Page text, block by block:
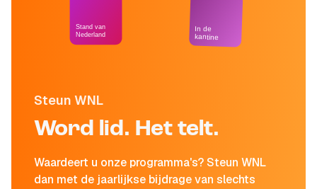
Steun WNL
Word lid. Het telt.
Waardeert u onze programma's? Steun WNL
dan met de jaarlijkse bijdrage van slechts
Stand van
Nederland
In de
kantine